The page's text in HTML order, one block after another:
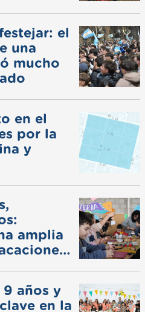
el
una
mucho
en el
por la
y
amplia
9 años y
en la